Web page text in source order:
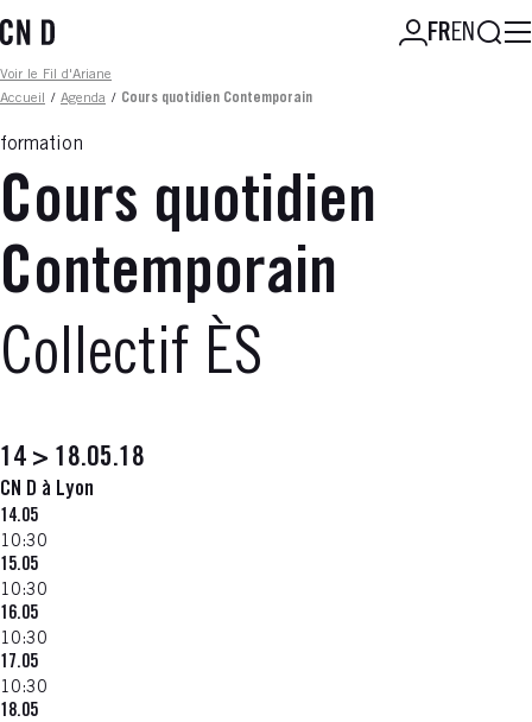
au
principal
FREN
Fil d'ariane
Voir le Fil d'Ariane
Accueil
/ Agenda / Cours quotidien Contemporain
formation
Cours quotidien
Contemporain
Collectif ÈS
14 > 18.05.18
CN D à Lyon
14.05
10:30
15.05
10:30
16.05
10:30
17.05
10:30
18.05